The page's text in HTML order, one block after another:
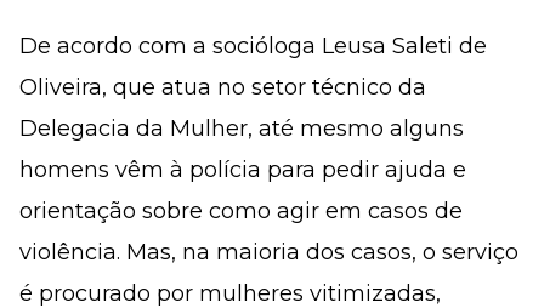
De acordo com a socióloga Leusa Saleti de
Oliveira, que atua no setor técnico da
Delegacia da Mulher, até mesmo alguns
homens vêm à polícia para pedir ajuda e
orientação sobre como agir em casos de
violência. Mas, na maioria dos casos, o serviço
é procurado por mulheres vitimizadas,